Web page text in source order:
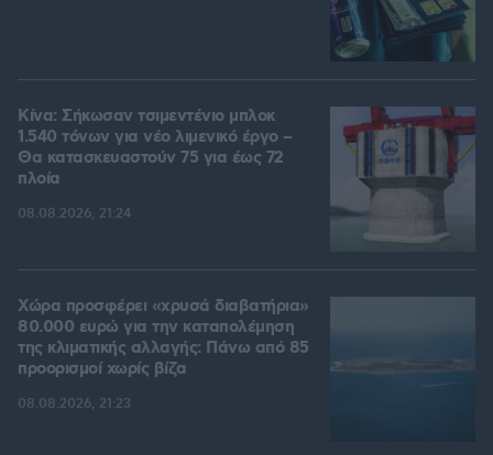
Κίνα: Σήκωσαν τσιμεντένιο μπλοκ
1.540 τόνων για νέο λιμενικό έργο –
Θα κατασκευαστούν 75 για έως 72
πλοία
08.08.2026, 21:24
Χώρα προσφέρει «χρυσά διαβατήρια»
80.000 ευρώ για την καταπολέμηση
της κλιματικής αλλαγής: Πάνω από 85
προορισμοί χωρίς βίζα
08.08.2026, 21:23